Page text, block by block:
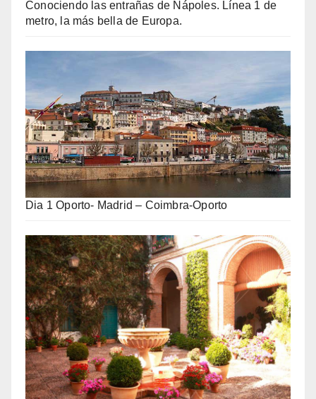
Conociendo las entrañas de Nápoles. Línea 1 de
metro, la más bella de Europa.
Dia 1 Oporto- Madrid – Coimbra-Oporto